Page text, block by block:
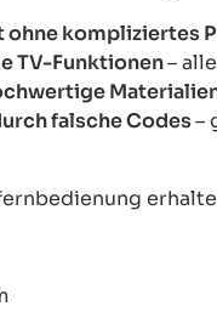
ohne kompliziertes
TV-Funktionen–
falsche Codes–